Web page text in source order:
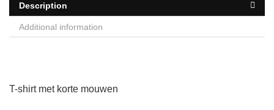
Description
Additional information
T-shirt met korte mouwen